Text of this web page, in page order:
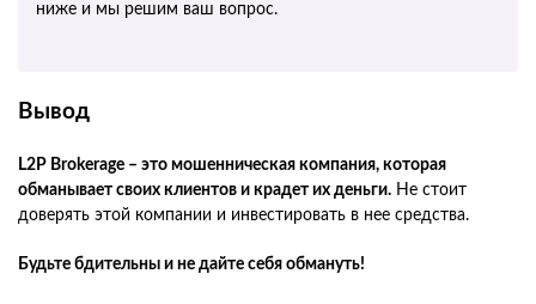
ниже и мы решим ваш вопрос.
Вывод
L2P Brokerage – это мошенническая компания, которая
обманывает своих клиентов и крадет их деньги. Не стоит
доверять этой компании и инвестировать в нее средства.
Будьте бдительны и не дайте себя обмануть!